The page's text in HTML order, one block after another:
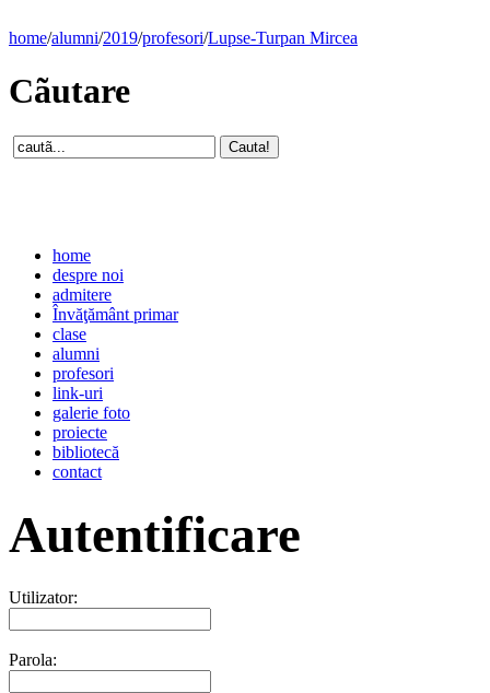
home/alumni/2019/profesori/Lupse-Turpan Mircea
Cãutare
home
despre noi
admitere
Învăţământ primar
clase
alumni
profesori
link-uri
galerie foto
proiecte
bibliotecă
contact
Autentificare
Utilizator:
Parola: